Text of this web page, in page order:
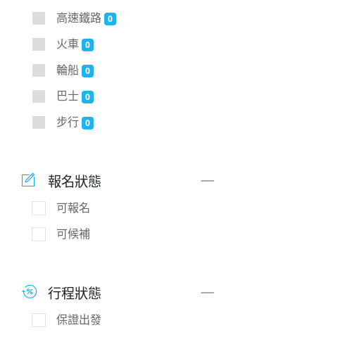
高速鐵路 0
火車 0
輪船 0
巴士 0
步行 0
報名狀態
可報名
可候補
行程狀態
保證出發